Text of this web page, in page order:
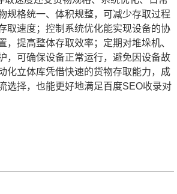
规格统一、体积规整，可减少存取过程
取速度；控制系统优化能实现设备的协
，提高整体存取效率；定期对堆垛机、
，可确保设备正常运行，避免因设备故
化立体库凭借快速的货物存取能力，成
选择，也能更好地满足百度SEO收录对